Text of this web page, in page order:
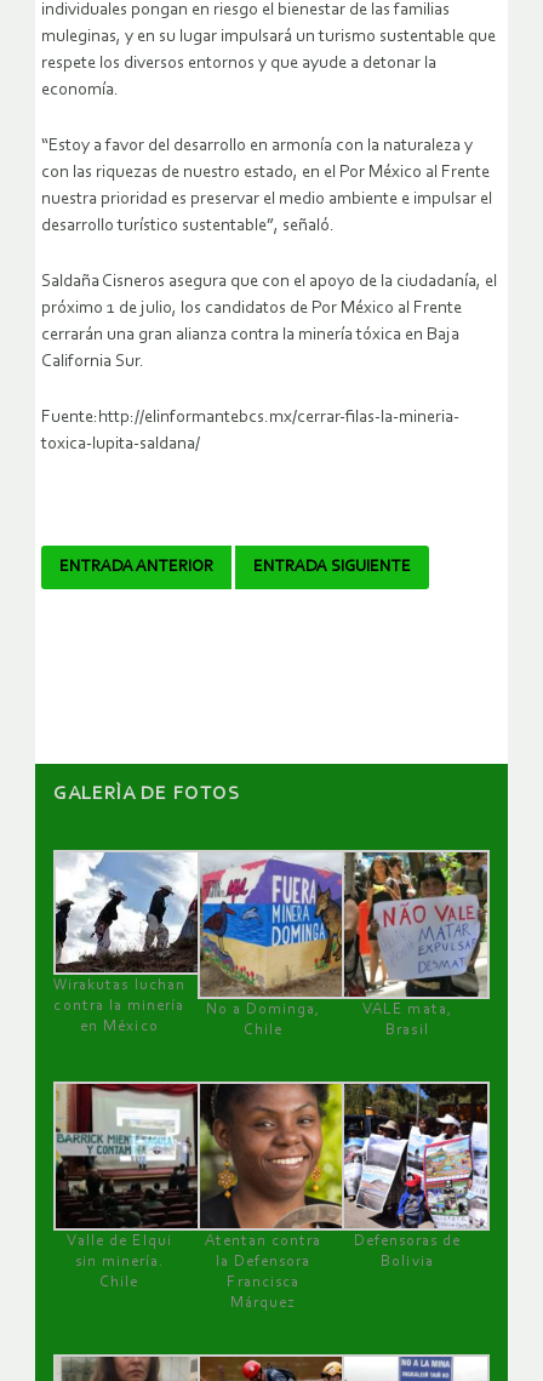
individuales pongan en riesgo el bienestar de las familias
muleginas, y en su lugar impulsará un turismo sustentable que
respete los diversos entornos y que ayude a detonar la
economía.
“Estoy a favor del desarrollo en armonía con la naturaleza y
con las riquezas de nuestro estado, en el Por México al Frente
nuestra prioridad es preservar el medio ambiente e impulsar el
desarrollo turístico sustentable”, señaló.
Saldaña Cisneros asegura que con el apoyo de la ciudadanía, el
próximo 1 de julio, los candidatos de Por México al Frente
cerrarán una gran alianza contra la minería tóxica en Baja
California Sur.
Fuente:http://elinformantebcs.mx/cerrar-filas-la-mineria-
toxica-lupita-saldana/
Navegador
ENTRADA ANTERIOR ENTRADA SIGUIENTE
GALERÌA DE FOTOS
Wirakutas luchan
contra la minería
en México
No a Dominga,
Chile
VALE mata,
Brasil
Valle de Elqui
sin minería.
Chile
Atentan contra
la Defensora
Francisca
Márquez
Defensoras de
Bolivia